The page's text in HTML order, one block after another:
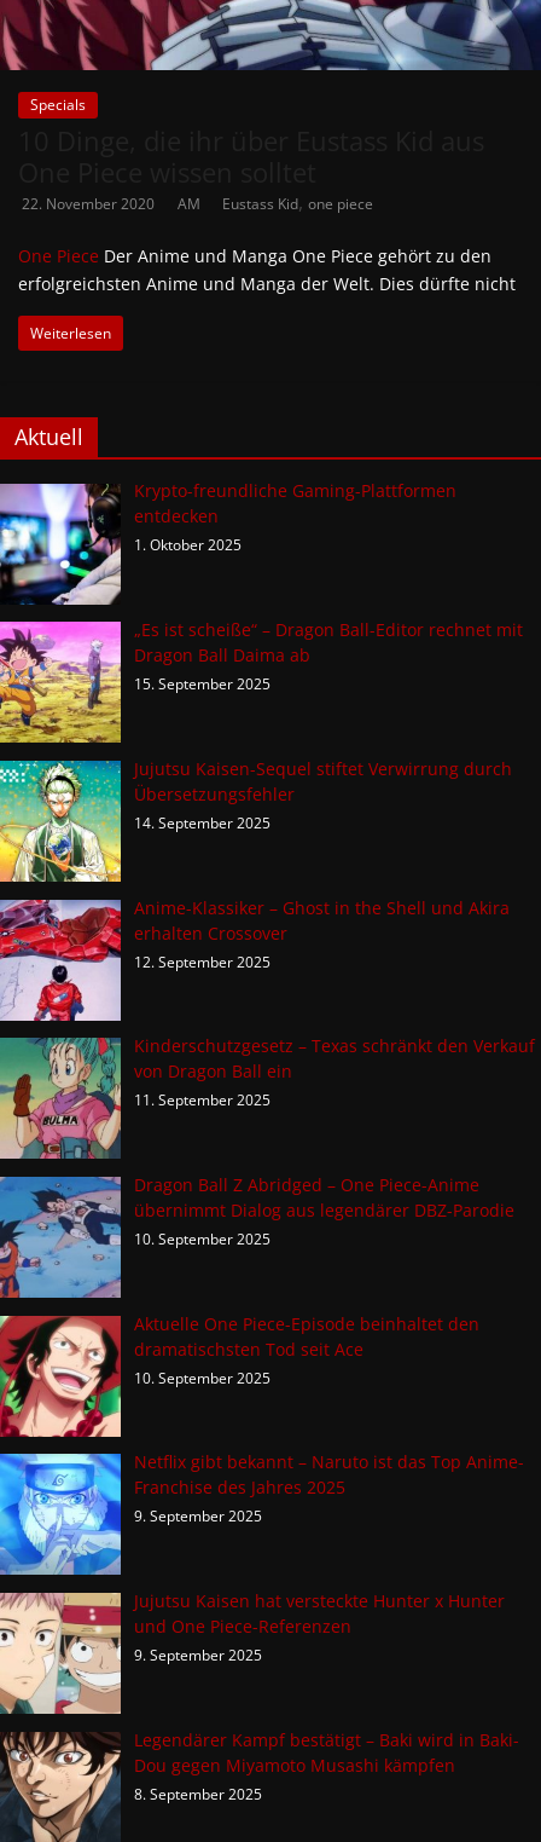
Specials
22. November 2020 AM Eustass Kid, one piece
One Piece Der Anime und Manga One Piece gehört zu den
erfolgreichsten Anime und Manga der Welt. Dies dürfte nicht
Weiterlesen
Aktuell
Krypto-freundliche Gaming-Plattformen
entdecken
1. Oktober 2025
„Es ist scheiße“ – Dragon Ball-Editor rechnet mit
Dragon Ball Daima ab
15. September 2025
Jujutsu Kaisen-Sequel stiftet Verwirrung durch
Übersetzungsfehler
14. September 2025
Anime-Klassiker – Ghost in the Shell und Akira
erhalten Crossover
12. September 2025
Kinderschutzgesetz – Texas schränkt den Verkauf
von Dragon Ball ein
11. September 2025
Dragon Ball Z Abridged – One Piece-Anime
übernimmt Dialog aus legendärer DBZ-Parodie
10. September 2025
Aktuelle One Piece-Episode beinhaltet den
dramatischsten Tod seit Ace
10. September 2025
Netflix gibt bekannt – Naruto ist das Top Anime-
Franchise des Jahres 2025
9. September 2025
Jujutsu Kaisen hat versteckte Hunter x Hunter
und One Piece-Referenzen
9. September 2025
Legendärer Kampf bestätigt – Baki wird in Baki-
Dou gegen Miyamoto Musashi kämpfen
8. September 2025